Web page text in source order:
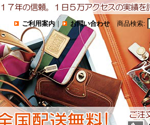
ご利用案内｜ お問い合わせ 商品検索: